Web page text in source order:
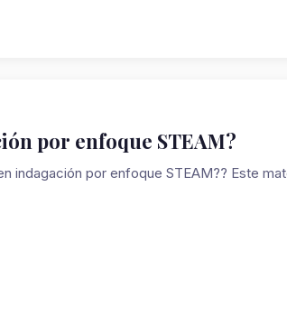
por enfoque STEAM?
indagación por enfoque STEAM?? Este